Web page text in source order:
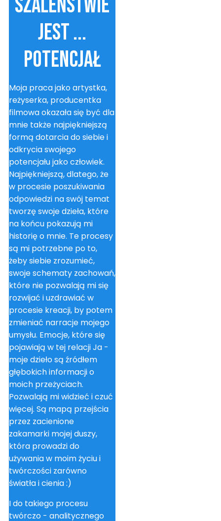
szaleństwie
jest ...
potencjał
Moja praca jako artystka,
reżyserka, producentka
filmowa okazała się być dla
mnie także najpiękniejszą
formą dotarcia do siebie i
odkrycia swojego
potencjału jako człowiek.
Najpiękniejszą, dlatego, że
w procesie poszukiwania
odpowiedzi na swój temat
tworzę swoje dzieła, które
na końcu pokazują mi
historię o mnie. Te procesy
są mi potrzebne po to,
żeby siebie zrozumieć,
swoje schematy zachowań,
które nie pozwalają mi się
rozwijać i uzdrawiać w
procesie kreacji, by potem
zmieniać narracje mojego
umysłu. Emocje, które się
pojawiają w tej relacji Ja -
moje dzieło są źródłem
głębokich informacji o
moich przeżyciach.
Pozwalają mi widzieć i czuć
więcej. Są mapą przejścia
przez zacienione
zakamarki mojej duszy,
która prowadzi do
używania w moim życiu i
twórczości zarówno
światła i cienia :)
I do takiego procesu
twórczo - analitycznego